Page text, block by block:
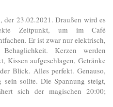
der 23.02.2021. Draußen wird es
Zeitpunkt, um im Café
Er ist zwar nur elektrisch,
Kerzen werden
Kissen aufgeschlagen, Getränke
Blick. Alles perfekt. Genauso,
sollte. Die Spannung steigt,
sich der magischen 20:00;